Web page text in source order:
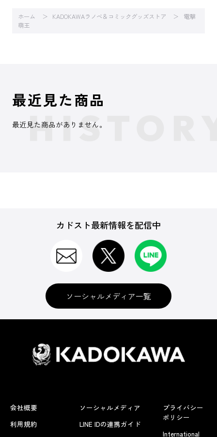
ホーム KADOKAWAラノベ＆コミックグッズストア
電撃
萌王
最近見た商品
最近見た商品がありません。
カドスト最新情報を配信中
ソーシャルメディア一覧
会社概要
利用規約
ソーシャルメディア
LINE IDの連携ガイド
プライバシー
ポリシー
International